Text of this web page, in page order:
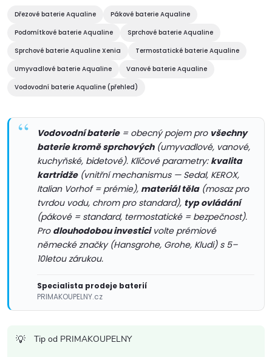
á
d
a
c
í
p
Dřezové baterie Aqualine
Pákové baterie Aqualine
Podomítkové baterie Aqualine
Sprchové baterie Aqualine
Sprchové baterie Aqualine Xenia
Termostatické baterie Aqualine
Umyvadlové baterie Aqualine
Vanové baterie Aqualine
Vodovodní baterie Aqualine (přehled)
Vodovodní baterie= obecný pojem pro všechny
baterie kromě sprchových(umyvadlové, vanové,
kuchyňské, bidetové). Klíčové parametry: kvalita
kartridže(vnitřní mechanismus — Sedal, KEROX,
Italian Vorhof = prémie), materiál těla(mosaz pro
tvrdou vodu, chrom pro standard), typ ovládání
(pákové = standard, termostatické = bezpečnost).
Pro dlouhodobou investicivolte prémiové
německé značky (Hansgrohe, Grohe, Kludi) s 5–
10letou zárukou.
Specialista prodeje baterií
PRIMAKOUPELNY.cz
Tip od PRIMAKOUPELNY